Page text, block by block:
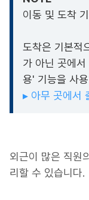
이동 및 도착
도착은 기본적
가 아닌 곳에
용' 기능을 사
▸ 아무 곳에서
외근이 많은 직원
리할 수 있습니다.